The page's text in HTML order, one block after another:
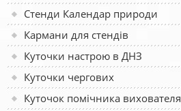
Стенди Календар природи
Кармани для стендів
Куточки настрою в ДНЗ
Куточки чергових
Куточок помічника вихователя